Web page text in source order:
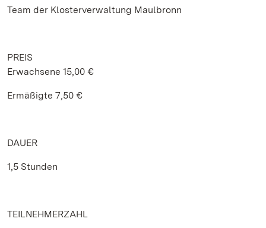
Team der Klosterverwaltung Maulbronn
PREIS
Erwachsene 15,00 €
Ermäßigte 7,50 €
DAUER
1,5 Stunden
TEILNEHMERZAHL